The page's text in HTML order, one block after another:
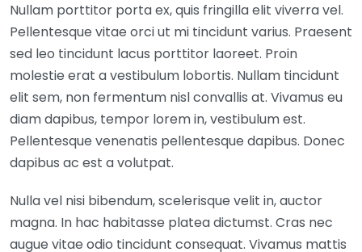
Nullam porttitor porta ex, quis fringilla elit viverra vel.
Pellentesque vitae orci ut mi tincidunt varius. Praesent
sed leo tincidunt lacus porttitor laoreet. Proin
molestie erat a vestibulum lobortis. Nullam tincidunt
elit sem, non fermentum nisl convallis at. Vivamus eu
diam dapibus, tempor lorem in, vestibulum est.
Pellentesque venenatis pellentesque dapibus. Donec
dapibus ac est a volutpat.
Nulla vel nisi bibendum, scelerisque velit in, auctor
magna. In hac habitasse platea dictumst. Cras nec
augue vitae odio tincidunt consequat. Vivamus mattis